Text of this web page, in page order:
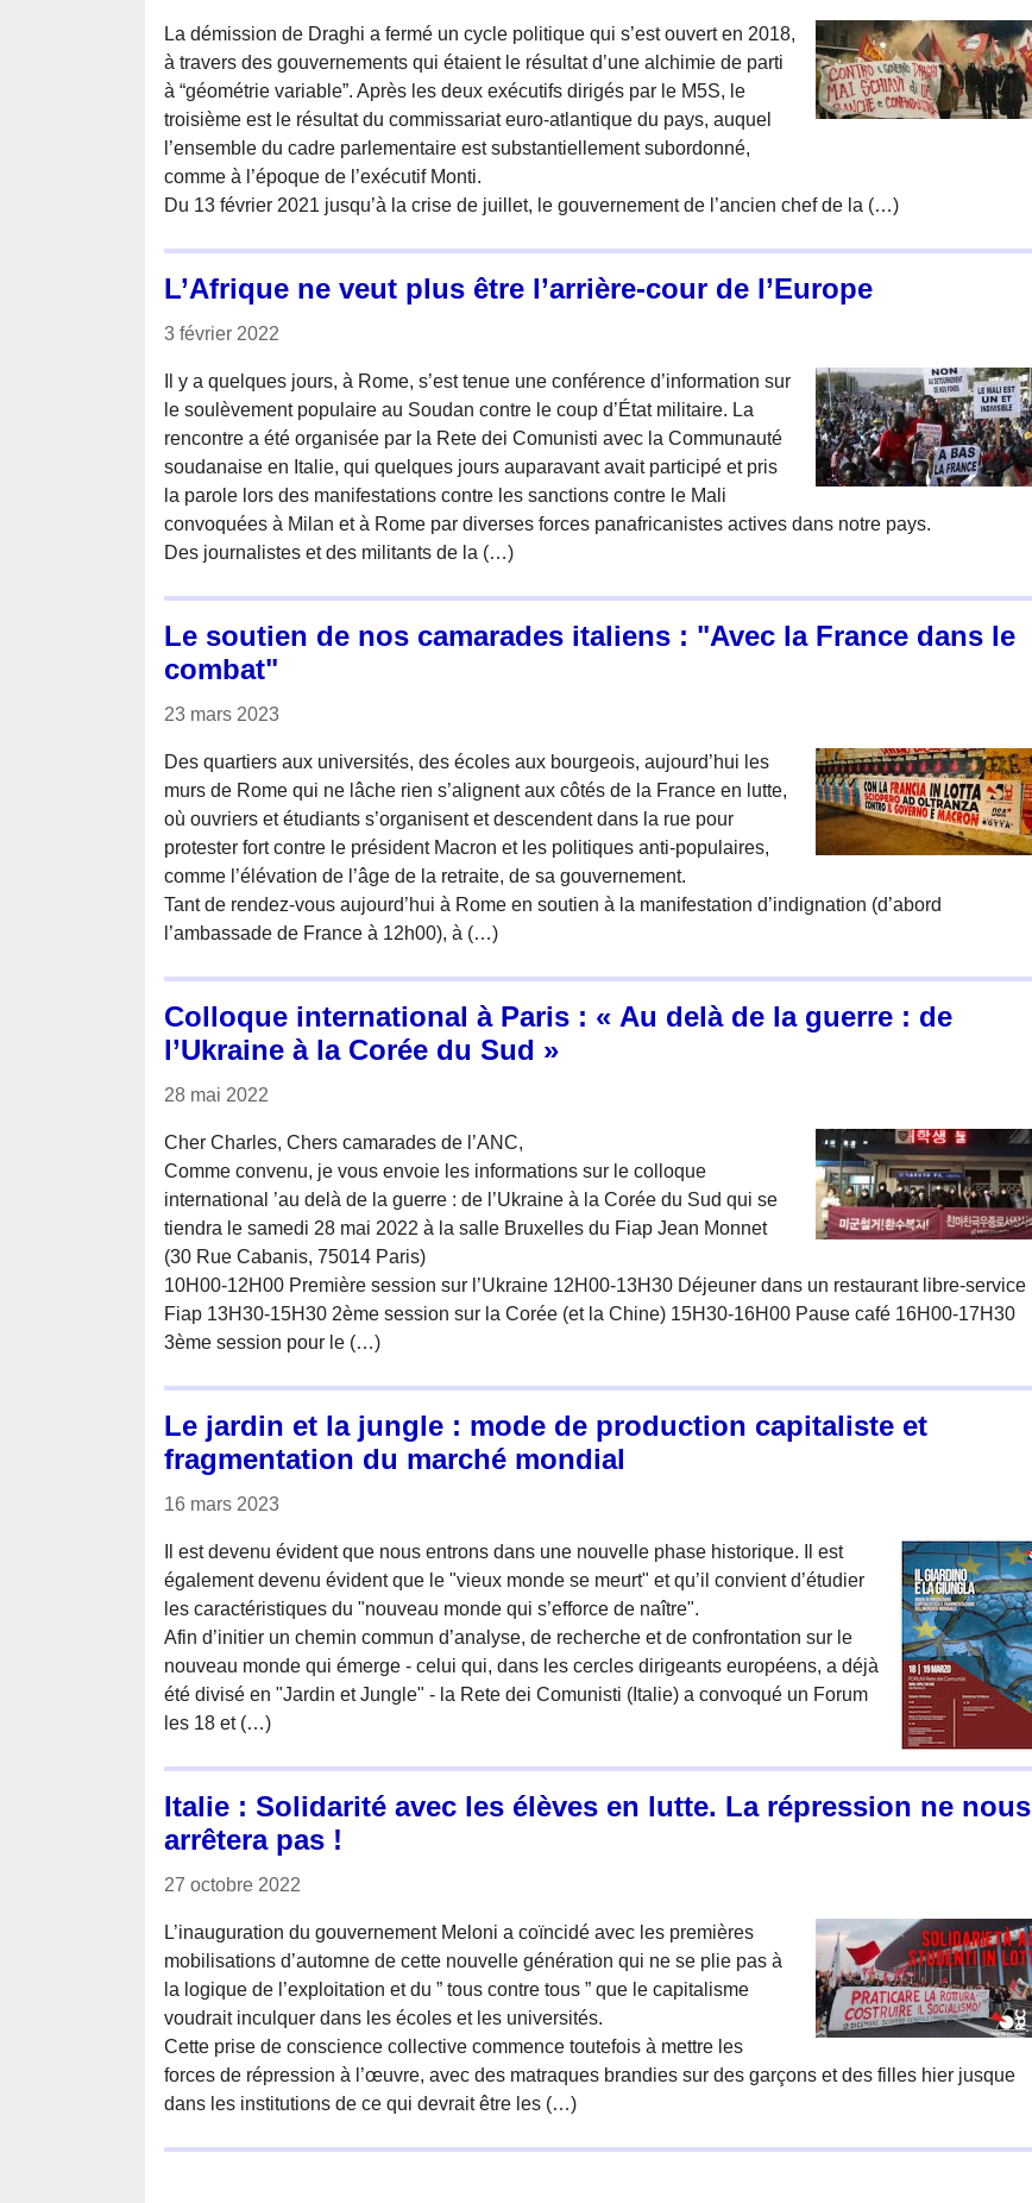
La démission de Draghi a fermé un cycle politique qui s’est ouvert en 2018,
à travers des gouvernements qui étaient le résultat d’une alchimie de parti
à “géométrie variable”. Après les deux exécutifs dirigés par le M5S, le
troisième est le résultat du commissariat euro-atlantique du pays, auquel
l’ensemble du cadre parlementaire est substantiellement subordonné,
comme à l’époque de l’exécutif Monti.
Du 13 février 2021 jusqu’à la crise de juillet, le gouvernement de l’ancien chef de la (…)
L’Afrique ne veut plus être l’arrière-cour de l’Europe
3 février 2022
Il y a quelques jours, à Rome, s’est tenue une conférence d’information sur
le soulèvement populaire au Soudan contre le coup d’État militaire. La
rencontre a été organisée par la Rete dei Comunisti avec la Communauté
soudanaise en Italie, qui quelques jours auparavant avait participé et pris
la parole lors des manifestations contre les sanctions contre le Mali
convoquées à Milan et à Rome par diverses forces panafricanistes actives dans notre pays.
Des journalistes et des militants de la (…)
Le soutien de nos camarades italiens : "Avec la France dans le
combat"
23 mars 2023
Des quartiers aux universités, des écoles aux bourgeois, aujourd’hui les
murs de Rome qui ne lâche rien s’alignent aux côtés de la France en lutte,
où ouvriers et étudiants s’organisent et descendent dans la rue pour
protester fort contre le président Macron et les politiques anti-populaires,
comme l’élévation de l’âge de la retraite, de sa gouvernement.
Tant de rendez-vous aujourd’hui à Rome en soutien à la manifestation d’indignation (d’abord
l’ambassade de France à 12h00), à (…)
Colloque international à Paris : « Au delà de la guerre : de
l’Ukraine à la Corée du Sud »
28 mai 2022
Cher Charles, Chers camarades de l’ANC,
Comme convenu, je vous envoie les informations sur le colloque
international ’au delà de la guerre : de l’Ukraine à la Corée du Sud qui se
tiendra le samedi 28 mai 2022 à la salle Bruxelles du Fiap Jean Monnet
(30 Rue Cabanis, 75014 Paris)
10H00-12H00 Première session sur l’Ukraine 12H00-13H30 Déjeuner dans un restaurant libre-service
Fiap 13H30-15H30 2ème session sur la Corée (et la Chine) 15H30-16H00 Pause café 16H00-17H30
3ème session pour le (…)
Le jardin et la jungle : mode de production capitaliste et
fragmentation du marché mondial
16 mars 2023
Il est devenu évident que nous entrons dans une nouvelle phase historique. Il est
également devenu évident que le "vieux monde se meurt" et qu’il convient d’étudier
les caractéristiques du "nouveau monde qui s’efforce de naître".
Afin d’initier un chemin commun d’analyse, de recherche et de confrontation sur le
nouveau monde qui émerge - celui qui, dans les cercles dirigeants européens, a déjà
été divisé en "Jardin et Jungle" - la Rete dei Comunisti (Italie) a convoqué un Forum
les 18 et (…)
Italie : Solidarité avec les élèves en lutte. La répression ne nous
arrêtera pas !
27 octobre 2022
L’inauguration du gouvernement Meloni a coïncidé avec les premières
mobilisations d’automne de cette nouvelle génération qui ne se plie pas à
la logique de l’exploitation et du ” tous contre tous ” que le capitalisme
voudrait inculquer dans les écoles et les universités.
Cette prise de conscience collective commence toutefois à mettre les
forces de répression à l’œuvre, avec des matraques brandies sur des garçons et des filles hier jusque
dans les institutions de ce qui devrait être les (…)